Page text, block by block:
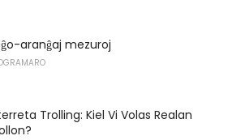
aranĝaj mezuroj
Trolling: Kiel Vi Volas Realan